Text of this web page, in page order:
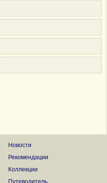
Новости
Рекомендации
Коллекции
Путеводитель